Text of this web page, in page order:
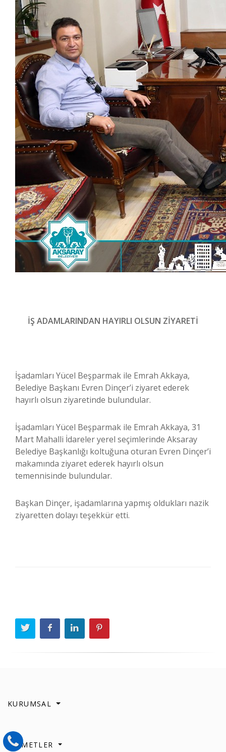
İŞ ADAMLARINDAN HAYIRLI OLSUN ZİYARETİ
İşadamları Yücel Beşparmak ile Emrah Akkaya,
Belediye Başkanı Evren Dinçer’i ziyaret ederek
hayırlı olsun ziyaretinde bulundular.
İşadamları Yücel Beşparmak ile Emrah Akkaya, 31
Mart Mahalli İdareler yerel seçimlerinde Aksaray
Belediye Başkanlığı koltuğuna oturan Evren Dinçer’i
makamında ziyaret ederek hayırlı olsun
temennisinde bulundular.
Başkan Dinçer, işadamlarına yapmış oldukları nazik
ziyaretten dolayı teşekkür etti.
KURUMSAL
HİZMETLER